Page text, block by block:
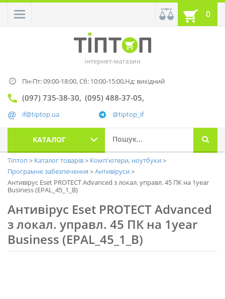
0
Пн-Пт: 09:00-18:00,Сб: 10:00-15:00,Нд: вихідний
(097) 735-38-30 (095) 488-37-05
@tiptop_if
if@tiptop.ua
КАТАЛОГ
Тіптоп Каталог товарів
Комп'ютери, ноутбуки
Програмне забезпечення
Антивіруси
Антивірус Eset PROTECT Advanced з локал. управл. 45 ПК на 1year
Business (EPAL_45_1_B)
Антивірус Eset PROTECT Advanced
з локал. управл. 45 ПК на 1year
Business (EPAL_45_1_B)